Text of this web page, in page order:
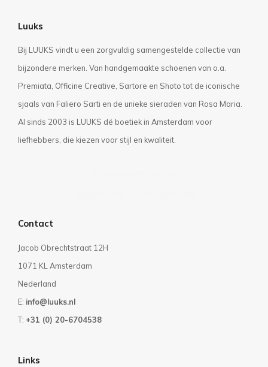
Luuks
Bij LUUKS vindt u een zorgvuldig samengestelde collectie van
bijzondere merken. Van handgemaakte schoenen van o.a.
Premiata, Officine Creative, Sartore en Shoto tot de iconische
sjaals van Faliero Sarti en de unieke sieraden van Rosa Maria.
Al sinds 2003 is LUUKS dé boetiek in Amsterdam voor
liefhebbers, die kiezen voor stijl en kwaliteit.
Contact
Jacob Obrechtstraat 12H
1071 KL Amsterdam
Nederland
E: info@luuks.nl
T: +31 (0) 20-6704538
Links